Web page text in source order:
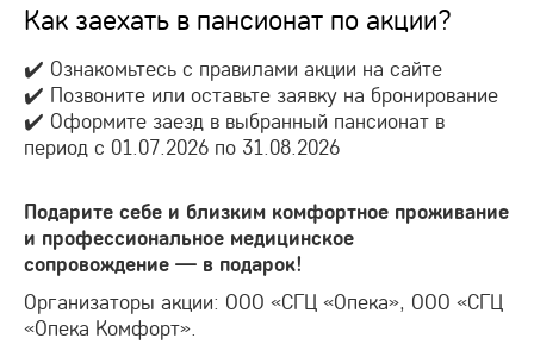
Как заехать в пансионат по акции?
✔️ Ознакомьтесь с правилами акции на сайте
✔️ Позвоните или оставьте заявку на бронирование
✔️ Оформите заезд в выбранный пансионат в
период с 01.07.2026 по 31.08.2026
Подарите себе и близким комфортное проживание
и профессиональное медицинское
сопровождение — в подарок!
Организаторы акции: ООО «СГЦ «Опека», ООО «СГЦ
«Опека Комфорт».